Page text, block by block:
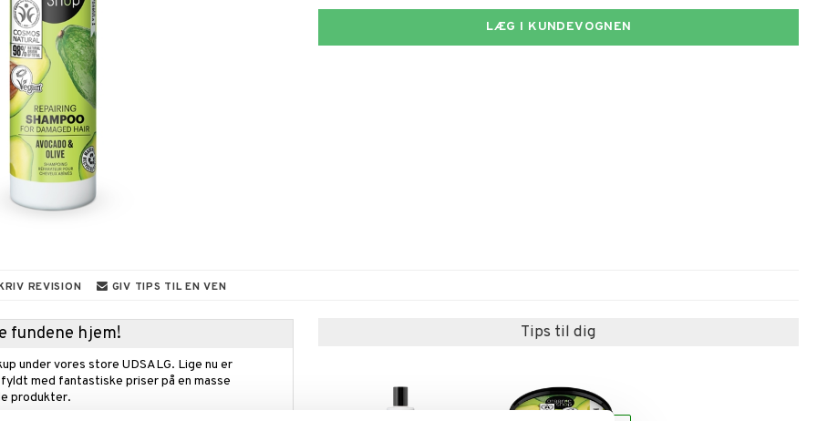
LÆG I KUNDEVOGNEN
REVISION GIV TIPS TIL EN VEN
fundene hjem!
under vores store UDSALG. Lige nu er
med fantastiske priser på en masse
produkter.
Tips til dig